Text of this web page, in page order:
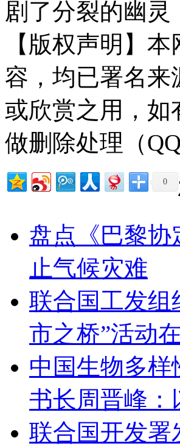
剧了分裂的幽灵
【版权声明】
容，均已署名
或欣赏之用，如
做删除处理（
0
盘点《巴黎协
止气候灾难
联合国工发组
市之桥”活动
中国生物多
书长周晋峰：
联合国开发署